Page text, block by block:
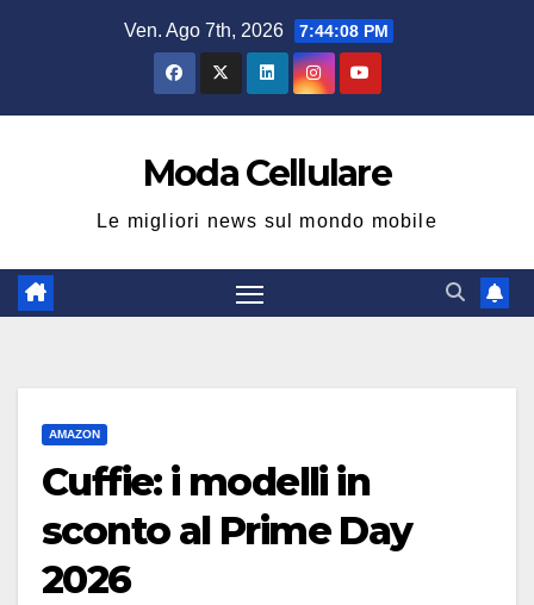
Ven. Ago 7th, 2026 7:44:09 PM
Moda Cellulare
Le migliori news sul mondo mobile
AMAZON
Cuffie: i modelli in
sconto al Prime Day
2026